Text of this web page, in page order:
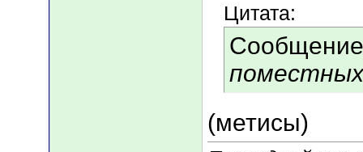
Цитата:
поместных
(метисы)